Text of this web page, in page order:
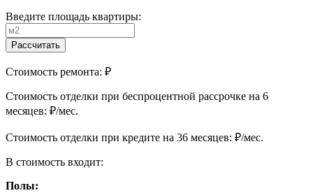
Введите площадь квартиры:
Рассчитать
Стоимость ремонта: ₽
Cтоимость отделки при беспроцентной рассрочке на 6
месяцев: ₽/мес.
Cтоимость отделки при кредите на 36 месяцев: ₽/мес.
В стоимость входит:
Полы: